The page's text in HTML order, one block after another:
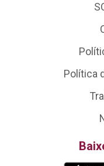
Política